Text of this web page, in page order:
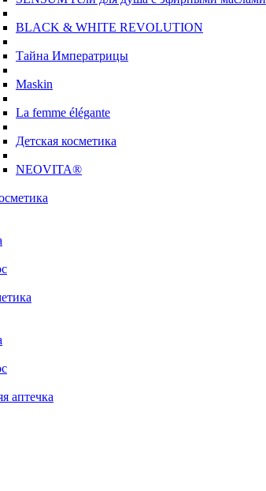
BLACK & WHITE REVOLUTION
Тайна Императрицы
Maskin
La femme élégante
Детская косметика
NEOVITA®
аптечка